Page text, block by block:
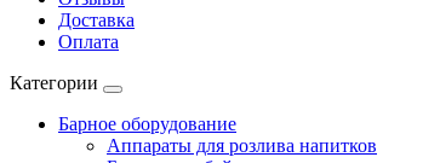
Доставка
Оплата
Категории
Барное оборудование
Аппараты для розлива напитков